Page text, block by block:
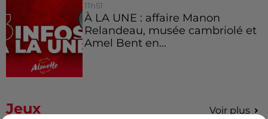
11h51
À LA UNE : affaire Manon
Relandeau, musée cambriolé et
Amel Bent en...
Jeux Voir plus